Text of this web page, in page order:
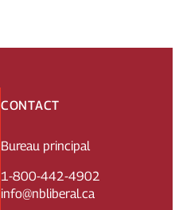
CONTACT
Bureau principal
1-800-442-4902
info@nbliberal.ca